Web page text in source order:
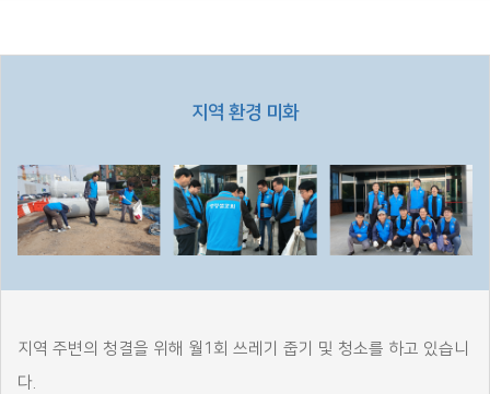
지역 환경 미화
지역 주변의 청결을 위해 월1회 쓰레기 줍기 및 청소를 하고 있습니
다.